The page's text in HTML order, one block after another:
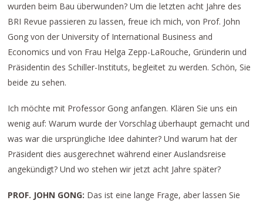
wurden beim Bau überwunden? Um die letzten acht Jahre des
BRI Revue passieren zu lassen, freue ich mich, von Prof. John
Gong von der University of International Business and
Economics und von Frau Helga Zepp-LaRouche, Gründerin und
Präsidentin des Schiller-Instituts, begleitet zu werden. Schön, Sie
beide zu sehen.
Ich möchte mit Professor Gong anfangen. Klären Sie uns ein
wenig auf: Warum wurde der Vorschlag überhaupt gemacht und
was war die ursprüngliche Idee dahinter? Und warum hat der
Präsident dies ausgerechnet während einer Auslandsreise
angekündigt? Und wo stehen wir jetzt acht Jahre später?
PROF. JOHN GONG: Das ist eine lange Frage, aber lassen Sie